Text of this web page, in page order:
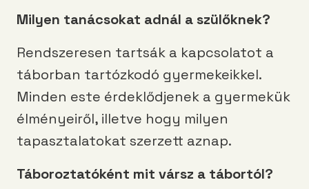
Milyen tanácsokat adnál a szülőknek?
Rendszeresen tartsák a kapcsolatot a
táborban tartózkodó gyermekeikkel.
Minden este érdeklődjenek a gyermekük
élményeiről, illetve hogy milyen
tapasztalatokat szerzett aznap.
Táboroztatóként mit vársz a tábortól?